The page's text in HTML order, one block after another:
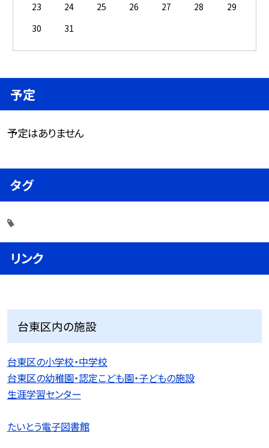
23
24 25 26 27 28
29
30
31
予定
予定はありません
タグ
リンク
台東区内の施設
台東区の小学校・中学校
台東区の幼稚園・認定こども園・子どもの施設
生涯学習センター
たいとう電子図書館